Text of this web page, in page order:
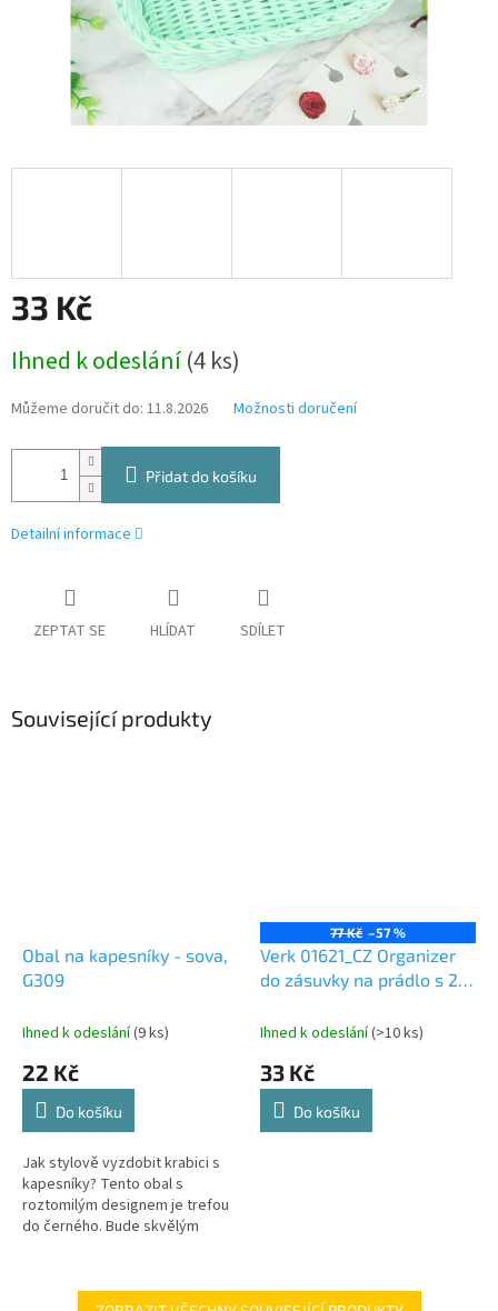
33 Kč
cena:
Ihned k odeslání(4 ks)
Můžeme doručit do: 11.8.2026 Možnosti doručení
Přidat do košíku
Detailní informace
ZEPTAT SE HLÍDAT SDÍLET
Související produkty
Obal na kapesníky - sova,
G309
Ihned k odeslání(9 ks)
22 Kč
Do košíku
Jak stylově vyzdobit krabici s
kapesníky? Tento obal s
roztomilým designem je trefou
do černého. Bude skvělým
několika variant....
77 Kč –57 %
Verk 01621_CZ Organizer
do zásuvky na prádlo s 20
Ihned k odeslání(>10 ks)
33 Kč
Do košíku